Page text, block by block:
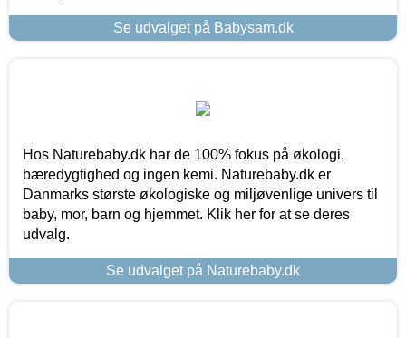
Se udvalget på Babysam.dk
Hos Naturebaby.dk har de 100% fokus på økologi,
bæredygtighed og ingen kemi. Naturebaby.dk er
Danmarks største økologiske og miljøvenlige univers til
baby, mor, barn og hjemmet. Klik her for at se deres
udvalg.
Se udvalget på Naturebaby.dk